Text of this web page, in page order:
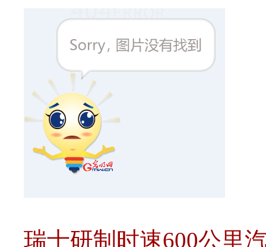
瑞士研制时速600公里